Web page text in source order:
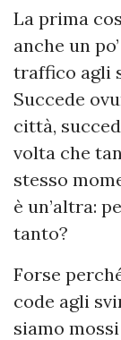
La prima
anche un
traffico agli
Succede
città,
volta che
stesso
è un’altra:
tanto?
Forse
code agli
siamo